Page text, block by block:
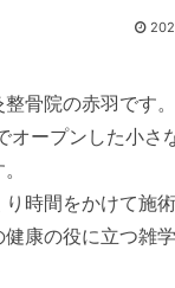
骨院の赤羽です。
オープンした小さ
時間をかけて施術
康の役に立つ雑